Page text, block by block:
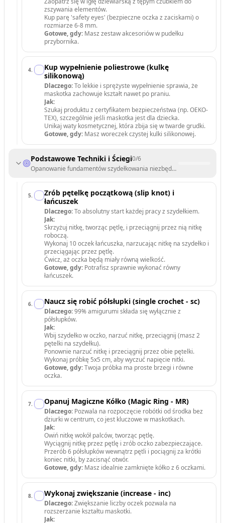
zszywania elementów.
Kup parę 'safety eyes' (bezpieczne oczka z zaciskami) o
rozmiarze 6-8 mm.
Gotowe, gdy: Masz zestaw akcesoriów w pudełku
przybornika.
4.
Kup wypełnienie poliestrowe (kulkę
silikonową)
Dlaczego:To lekkie i sprężyste wypełnienie sprawia, że
maskotka zachowuje kształt nawet po praniu.
Jak:
Szukaj produktu z certyfikatem bezpieczeństwa (np. OEKO-
TEX), szczególnie jeśli maskotka jest dla dziecka.
Unikaj waty kosmetycznej, która zbija się w twarde grudki.
Gotowe, gdy: Masz woreczek czystej kulki silikonowej.
Podstawowe Techniki i Ściegi0/6
Opanowanie fundamentów szydełkowania niezbędnych do tworzenia
5.
Zrób pętelkę początkową (slip knot) i
łańcuszek
Dlaczego:To absolutny start każdej pracy z szydełkiem.
Jak:
Skrzyżuj nitkę, tworząc pętlę, i przeciągnij przez nią nitkę
roboczą.
Wykonaj 10 oczek łańcuszka, narzucając nitkę na szydełko i
przeciągając przez pętlę.
Ćwicz, aż oczka będą miały równą wielkość.
Gotowe, gdy: Potrafisz sprawnie wykonać równy
łańcuszek.
6. Naucz się robić półsłupki (single crochet - sc)
Dlaczego:99% amigurumi składa się wyłącznie z
półsłupków.
Jak:
Wbij szydełko w oczko, narzuć nitkę, przeciągnij (masz 2
pętelki na szydełku).
Ponownie narzuć nitkę i przeciągnij przez obie pętelki.
Wykonaj próbkę 5x5 cm, aby wyczuć napięcie nitki.
Gotowe, gdy:Twoja próbka ma proste brzegi i równe
oczka.
7. Opanuj Magiczne Kółko (Magic Ring - MR)
Dlaczego: Pozwala na rozpoczęcie robótki od środka bez
dziurki w centrum, co jest kluczowe w maskotkach.
Jak:
Owiń nitkę wokół palców, tworząc pętlę.
Wyciągnij nitkę przez pętlę i zrób oczko zabezpieczające.
Przerób 6 półsłupków wewnątrz pętli i pociągnij za krótki
koniec nitki, by zacisnąć otwór.
Gotowe, gdy: Masz idealnie zamknięte kółko z 6 oczkami.
8. Wykonaj zwiększanie (increase - inc)
Dlaczego:Zwiększanie liczby oczek pozwala na
rozszerzanie kształtu maskotki.
Jak: